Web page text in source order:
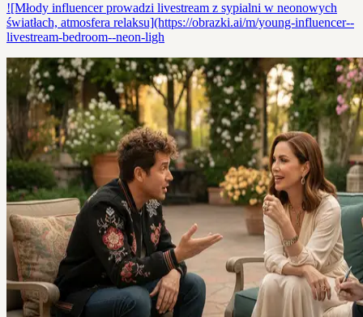
![Młody influencer prowadzi livestream z sypialni w neonowych
światłach, atmosfera relaksu](https://obrazki.ai/m/young-influencer--
livestream-bedroom--neon-ligh